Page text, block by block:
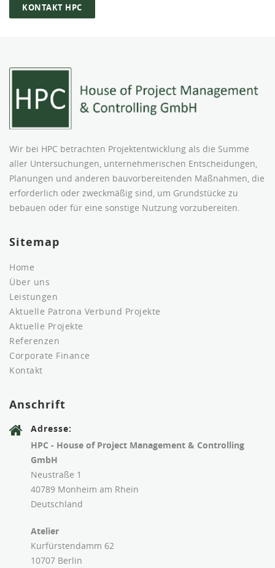
KONTAKT HPC
Wir bei HPC betrachten Projektentwicklung als die Summe
aller Untersuchungen, unternehmerischen Entscheidungen,
Planungen und anderen bauvorbereitenden Maßnahmen, die
erforderlich oder zweckmäßig sind, um Grundstücke zu
bebauen oder für eine sonstige Nutzung vorzubereiten.
Sitemap
Home
Über uns
Leistungen
Aktuelle Patrona Verbund Projekte
Aktuelle Projekte
Referenzen
Corporate Finance
Kontakt
Anschrift
Adresse:
HPC - House of Project Management & Controlling
GmbH
Neustraße 1
40789 Monheim am Rhein
Deutschland
Atelier
Kurfürstendamm 62
10707 Berlin